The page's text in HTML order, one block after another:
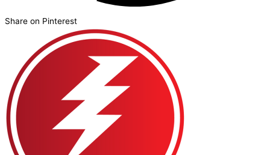
Share on Pinterest